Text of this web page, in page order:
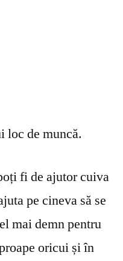
loc de muncă.
fi de ajutor cuiva
pe cineva să se
mai demn pentru
oricui și în